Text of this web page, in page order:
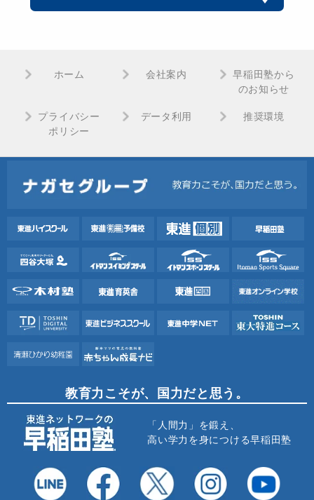
ホーム 会社案内
早稲田塾から
のお知らせ
プライバシー
ポリシー
データ利用 推奨環境
教育力こそが、国力だと思う。
「人間力」を鍛え、
高い学力を身につける早稲田塾